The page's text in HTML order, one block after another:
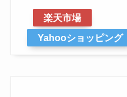
楽天市場
Yahooショッピング